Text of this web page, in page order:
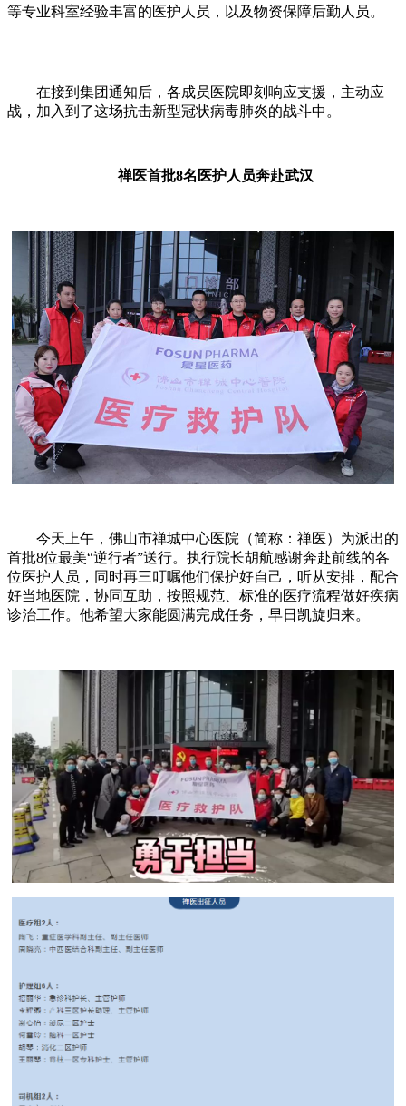
等专业科室经验丰富的医护人员，以及物资保障后勤人员。
在接到集团通知后，各成员医院即刻响应支援，主动应
战，加入到了这场抗击新型冠状病毒肺炎的战斗中。
禅医首批8名医护人员奔赴武汉
今天上午，佛山市禅城中心医院（简称：禅医）为派出的
首批8位最美“逆行者”送行。执行院长胡航感谢奔赴前线的各
位医护人员，同时再三叮嘱他们保护好自己，听从安排，配合
好当地医院，协同互助，按照规范、标准的医疗流程做好疾病
诊治工作。他希望大家能圆满完成任务，早日凯旋归来。